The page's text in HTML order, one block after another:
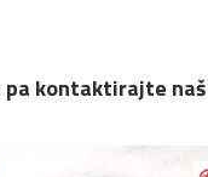
kontaktirajte